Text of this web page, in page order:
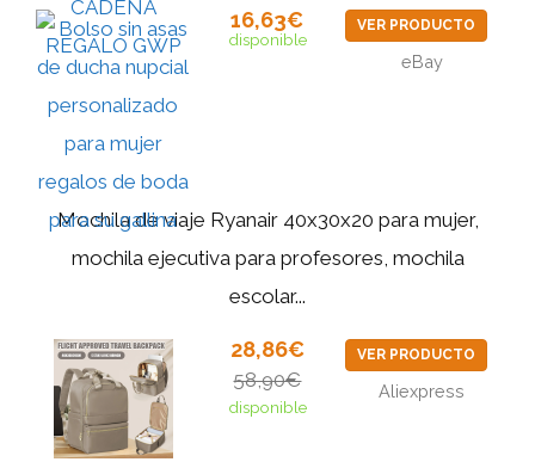
16,63€
disponible
VER PRODUCTO
eBay
Mochila de viaje Ryanair 40x30x20 para mujer,
mochila ejecutiva para profesores, mochila
escolar...
28,86€
58,90€
disponible
VER PRODUCTO
Aliexpress